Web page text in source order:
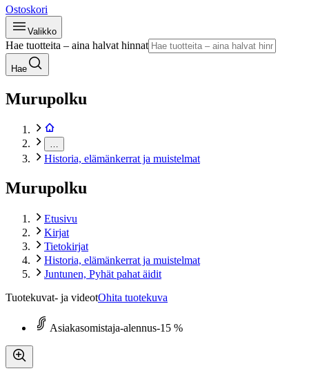
Ostoskori
Valikko
Hae tuotteita – aina halvat hinnat
Hae
Murupolku
Historia, elämänkerrat ja muistelmat
Murupolku
Etusivu
Kirjat
Tietokirjat
Historia, elämänkerrat ja muistelmat
Juntunen, Pyhät pahat äidit
Tuotekuvat- ja videotOhita tuotekuva
Asiakasomistaja-alennus-15 %